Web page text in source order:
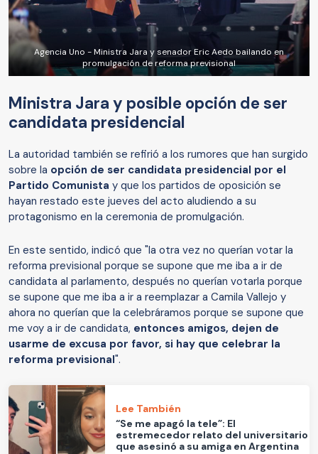
Agencia Uno - Ministra Jara y senador Eric Aedo bailando en
promulgación de reforma previsional
Ministra Jara y posible opción de ser
candidata presidencial
La autoridad también se refirió a los rumores que han surgido
sobre la opción de ser candidata presidencial por el
Partido Comunista y que los partidos de oposición se
hayan restado este jueves del acto aludiendo a su
protagonismo en la ceremonia de promulgación.
En este sentido, indicó que "la otra vez no querían votar la
reforma previsional porque se supone que me iba a ir de
candidata al parlamento, después no querían votarla porque
se supone que me iba a ir a reemplazar a Camila Vallejo y
ahora no querían que la celebráramos porque se supone que
me voy a ir de candidata, entonces amigos, dejen de
usarme de excusa por favor, si hay que celebrar la
reforma previsional".
Lee También
“Se me apagó la tele”: El
estremecedor relato del universitario
que asesinó a su amiga en Argentina